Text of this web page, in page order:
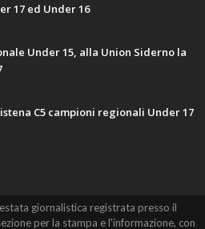
17 ed Under 16
Under 15, alla Union Siderno la
C5 campioni regionali Under 17
giornalistica registrata presso il
per la stampa e l'informazione, con